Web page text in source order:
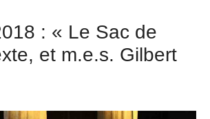
: « Le Sac de
et m.e.s. Gilbert